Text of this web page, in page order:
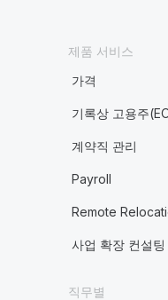
제품 서비스
가격
기록상 고용주
계약직 관리
Payroll
Remote
사업 확장 컨설팅
직무별